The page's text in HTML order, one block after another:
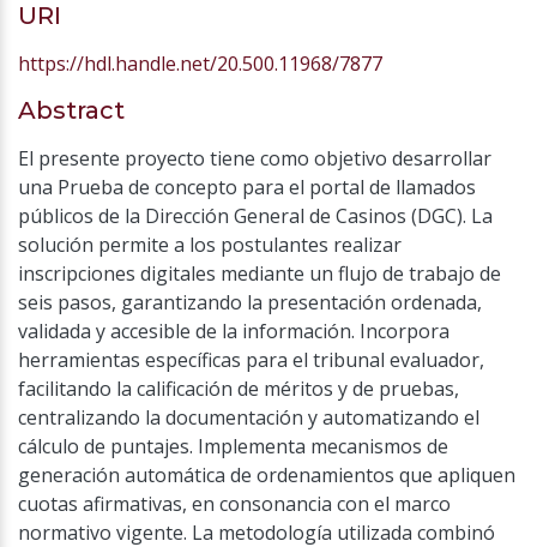
URI
https://hdl.handle.net/20.500.11968/7877
Abstract
El presente proyecto tiene como objetivo desarrollar
una Prueba de concepto para el portal de llamados
públicos de la Dirección General de Casinos (DGC). La
solución permite a los postulantes realizar
inscripciones digitales mediante un flujo de trabajo de
seis pasos, garantizando la presentación ordenada,
validada y accesible de la información. Incorpora
herramientas específicas para el tribunal evaluador,
facilitando la calificación de méritos y de pruebas,
centralizando la documentación y automatizando el
cálculo de puntajes. Implementa mecanismos de
generación automática de ordenamientos que apliquen
cuotas afirmativas, en consonancia con el marco
normativo vigente. La metodología utilizada combinó